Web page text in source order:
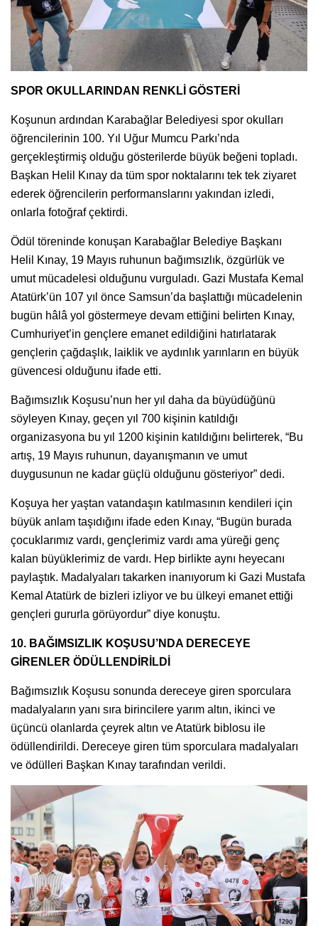
SPOR OKULLARINDAN RENKLİ GÖSTERİ
Koşunun ardından Karabağlar Belediyesi spor okulları
öğrencilerinin 100. Yıl Uğur Mumcu Parkı’nda
gerçekleştirmiş olduğu gösterilerde büyük beğeni topladı.
Başkan Helil Kınay da tüm spor noktalarını tek tek ziyaret
ederek öğrencilerin performanslarını yakından izledi,
onlarla fotoğraf çektirdi.
Ödül töreninde konuşan Karabağlar Belediye Başkanı
Helil Kınay, 19 Mayıs ruhunun bağımsızlık, özgürlük ve
umut mücadelesi olduğunu vurguladı. Gazi Mustafa Kemal
Atatürk’ün 107 yıl önce Samsun’da başlattığı mücadelenin
bugün hâlâ yol göstermeye devam ettiğini belirten Kınay,
Cumhuriyet’in gençlere emanet edildiğini hatırlatarak
gençlerin çağdaşlık, laiklik ve aydınlık yarınların en büyük
güvencesi olduğunu ifade etti.
Bağımsızlık Koşusu’nun her yıl daha da büyüdüğünü
söyleyen Kınay, geçen yıl 700 kişinin katıldığı
organizasyona bu yıl 1200 kişinin katıldığını belirterek, “Bu
artış, 19 Mayıs ruhunun, dayanışmanın ve umut
duygusunun ne kadar güçlü olduğunu gösteriyor” dedi.
Koşuya her yaştan vatandaşın katılmasının kendileri için
büyük anlam taşıdığını ifade eden Kınay, “Bugün burada
çocuklarımız vardı, gençlerimiz vardı ama yüreği genç
kalan büyüklerimiz de vardı. Hep birlikte aynı heyecanı
paylaştık. Madalyaları takarken inanıyorum ki Gazi Mustafa
Kemal Atatürk de bizleri izliyor ve bu ülkeyi emanet ettiği
gençleri gururla görüyordur” diye konuştu.
10. BAĞIMSIZLIK KOŞUSU’NDA DERECEYE
GİRENLER ÖDÜLLENDİRİLDİ
Bağımsızlık Koşusu sonunda dereceye giren sporculara
madalyaların yanı sıra birincilere yarım altın, ikinci ve
üçüncü olanlarda çeyrek altın ve Atatürk biblosu ile
ödüllendirildi. Dereceye giren tüm sporculara madalyaları
ve ödülleri Başkan Kınay tarafından verildi.